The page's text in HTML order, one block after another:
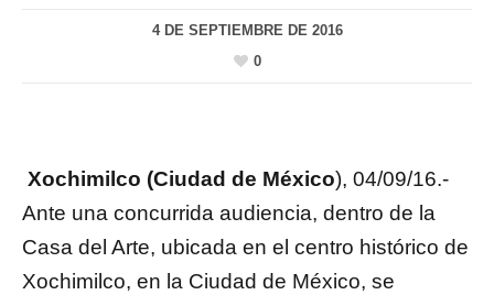
4 DE SEPTIEMBRE DE 2016
0
Xochimilco (Ciudad de México), 04/09/16.-
Ante una concurrida audiencia, dentro de la
Casa del Arte, ubicada en el centro histórico de
Xochimilco, en la Ciudad de México, se